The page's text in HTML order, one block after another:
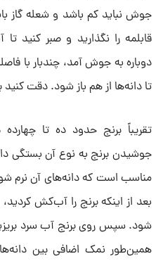
جوش نباید کم باشد و شعله گاز
قابلمه را نگذارید و صبر کنید
دوباره به جوش آمد، چندبار با
تا دانه‌ها از هم باز شود. دقت کنید
تقریباً برنج حدود ده تا
جوشیدن برنج به نوع آن بستگی
مناسب است که دانه‌های آن نرم
بعد از اینکه برنج را آب‌کش
شود. سپس روی برنج آب سرد
همین‌طور نمک اضافی بین